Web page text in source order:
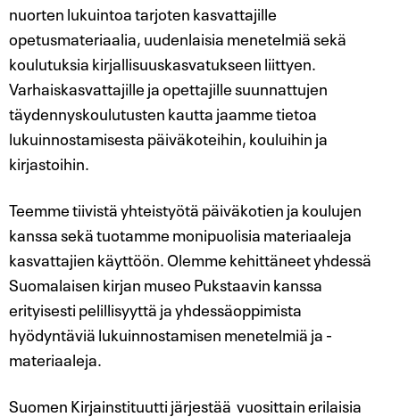
nuorten lukuintoa tarjoten kasvattajille
opetusmateriaalia, uudenlaisia menetelmiä sekä
koulutuksia kirjallisuuskasvatukseen liittyen.
Varhaiskasvattajille ja opettajille suunnattujen
täydennyskoulutusten kautta jaamme tietoa
lukuinnostamisesta päiväkoteihin, kouluihin ja
kirjastoihin.
Teemme tiivistä yhteistyötä päiväkotien ja koulujen
kanssa sekä tuotamme monipuolisia materiaaleja
kasvattajien käyttöön. Olemme kehittäneet yhdessä
Suomalaisen kirjan museo Pukstaavin kanssa
erityisesti pelillisyyttä ja yhdessäoppimista
hyödyntäviä lukuinnostamisen menetelmiä ja -
materiaaleja.
Suomen Kirjainstituutti järjestää vuosittain erilaisia